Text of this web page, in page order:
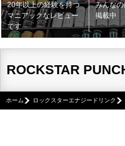
20年以上の経験を持つ
マニアックなレビュー
です
みんな
掲載中
ROCKSTAR
ホーム ロックスターエナジードリンク